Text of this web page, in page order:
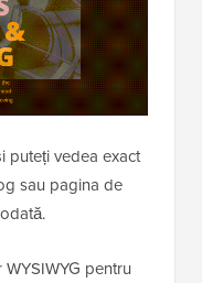
puteți vedea exact
sau pagina de
pentru